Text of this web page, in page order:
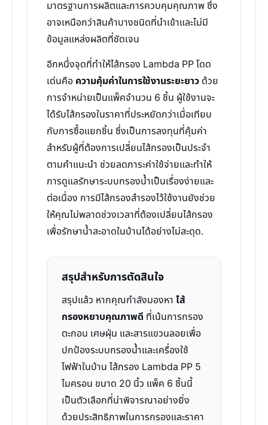
มาตรฐานการผลิตและการควบคุมคุณภาพ ซึ่ง
อาจเหนือกว่าสินค้าบางชนิดที่นำเข้าและไม่มี
ข้อมูลแหล่งผลิตที่ชัดเจน
อีกหนึ่งจุดที่ทำให้ไส้กรอง Lambda PP โดด
เด่นคือ ความคุ้มค่าในการใช้งานระยะยาว ด้วย
การจำหน่ายเป็นแพ็คจำนวน 6 ชิ้น ผู้ใช้งานจะ
ได้รับไส้กรองในราคาที่ประหยัดกว่าเมื่อเทียบ
กับการซื้อแยกชิ้น ซึ่งเป็นการลงทุนที่คุ้มค่า
สำหรับผู้ที่ต้องการเปลี่ยนไส้กรองเป็นประจำ
ตามคำแนะนำ ช่วยลดภาระค่าใช้จ่ายและทำให้
การดูแลรักษาระบบกรองน้ำเป็นเรื่องง่ายและ
ต่อเนื่อง การมีไส้กรองสำรองไว้ใช้งานยังช่วย
ให้คุณไม่พลาดช่วงเวลาที่ต้องเปลี่ยนไส้กรอง
เพื่อรักษาน้ำสะอาดในบ้านได้อย่างไม่สะดุด.
สรุปสำหรับการตัดสินใจ
สรุปแล้ว หากคุณกำลังมองหา ไส้
กรองหยาบคุณภาพดี ที่เน้นการกรอง
ตะกอน เศษฝุ่น และสารแขวนลอยเพื่อ
ปกป้องระบบกรองน้ำและเครื่องใช้
ไฟฟ้าในบ้าน ไส้กรอง Lambda PP 5
ไมครอน ขนาด 20 นิ้ว แพ็ค 6 ชิ้นนี้
เป็นตัวเลือกที่น่าพิจารณาอย่างยิ่ง
ด้วยประสิทธิภาพในการกรองและราคา